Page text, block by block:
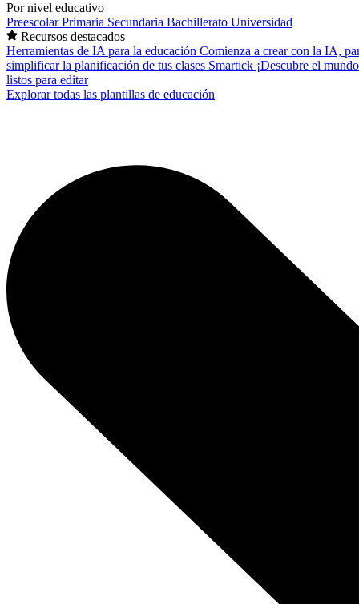
Por nivel educativo
PreescolarPrimaria Secundaria Bachillerato Universidad
Recursos destacados
Herramientas de IA para la educación Comienza a crear con la IA,
simplificar la planificación de tus clases Smartick ¡Descubre el
listos para editar
Explorar todas las plantillas de educación